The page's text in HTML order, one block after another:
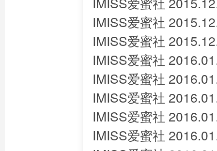
IMISS爱蜜社
IMISS爱蜜社
IMISS爱蜜社
IMISS爱蜜社
IMISS爱蜜社
IMISS爱蜜社
IMISS爱蜜社